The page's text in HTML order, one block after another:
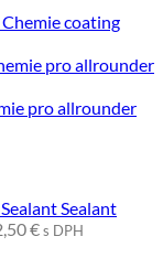
coating
pro allrounder
Sealant
€s DPH